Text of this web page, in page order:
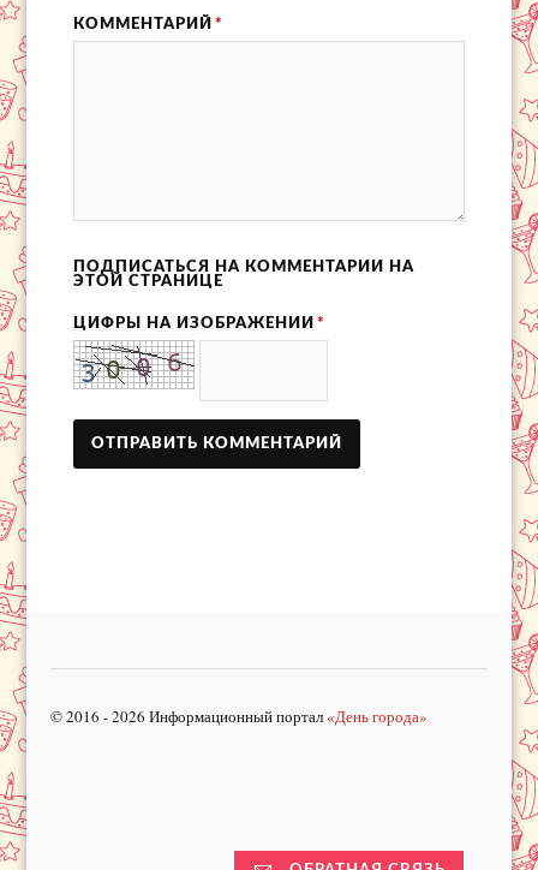
КОММЕНТАРИЙ *
ПОДПИСАТЬСЯ НА КОММЕНТАРИИ НА
ЭТОЙ СТРАНИЦЕ
ЦИФРЫ НА ИЗОБРАЖЕНИИ *
© 2016 - 2026 Информационный портал «День города»